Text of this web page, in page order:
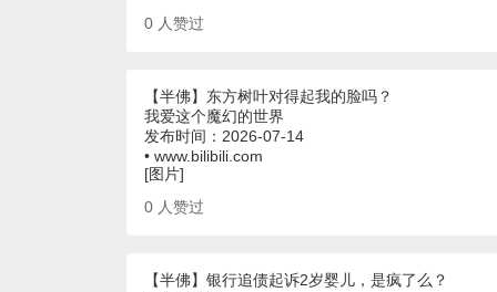
0 人赞过
【半佛】东方树叶对得起我的脸吗？
我爱这个魔幻的世界
发布时间：2026-07-14
• www.bilibili.com
[图片]
0 人赞过
【半佛】银行追债起诉2岁婴儿，是疯了么？